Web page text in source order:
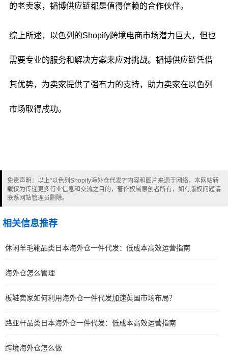
的老卖家，韬博供应链都是值得信赖的合作伙伴。
综上所述，以色列的Shopify跨境电商市场潜力巨大，但也
需要专业的服务和解决方案来应对挑战。韬博供应链凭借
其优势，为卖家提供了强有力的支持，助力卖家在以色列
市场取得成功。
免责声明：以上"以色列Shopify海外仓代发?"内容和图片来源于网络，本网站转
载仅为传递更多行业信息和交流之目的，著作权属原创者所有，如有版权问题请
联系网站管理员删除。
相关信息推荐
休闲羊毛靴品类日本海外仓一件代发：低成本高效运营指南
海外仓怎么管理
板鞋卖家如何利用海外仓一件代发加速英国市场布局？
路亚杆品类日本海外仓一件代发：低成本高效运营指南
跨境海外仓怎么做